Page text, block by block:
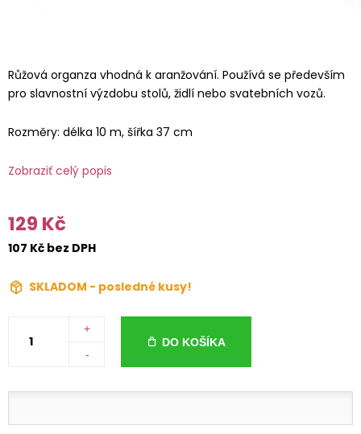
Růžová organza vhodná k aranžování. Používá se především
pro slavnostní výzdobu stolů, židlí nebo svatebních vozů.
Rozměry: délka 10 m, šířka 37 cm
Zobraziť celý popis
129 Kč
107 Kč bez DPH
SKLADOM - posledné kusy!
+
-
DO KOŠÍKA